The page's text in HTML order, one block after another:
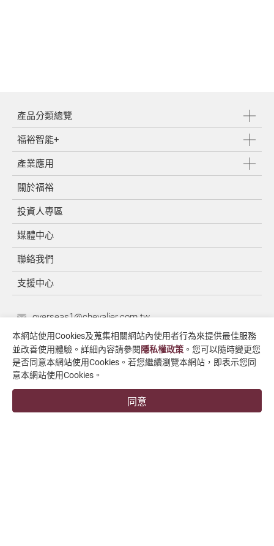
產品分類總覽
福裕智能+
產業應用
關於福裕
投資人專區
媒體中心
聯絡我們
支援中心
福裕事業股份有限公司
overseas1@chevalier.com.tw
+886-4-7991126
+886-4-7980011
彰化廠
509004 彰化縣伸港鄉興工路34號
本網站使用Cookies及蒐集相關網站內使用者行為來提供最佳服務
並改善使用體驗。詳細內容請參閱 隱私權政策 。您可以隨時變更您
是否同意本網站使用Cookies。若您繼續瀏覽本網站，即表示您同
意本網站使用Cookies。
同意